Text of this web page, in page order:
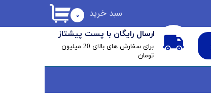
ارسال رایگان با پست پیشتاز
​برای سفارش های بالای 20 میلیون
تومان
۰ سبد خرید